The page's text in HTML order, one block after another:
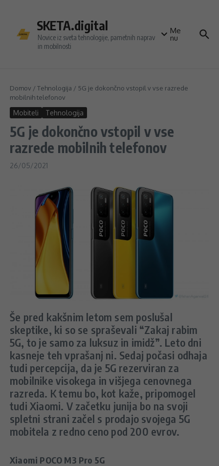
SKETA.digital
Novice iz sveta tehnologije, pametnih naprav
in mobilnosti
Me
nu
Domov / Tehnologija / 5G je dokončno vstopil v vse razrede
mobilnih telefonov
Mobiteli Tehnologija
5G je dokončno vstopil v vse
razrede mobilnih telefonov
26/05/2021
Še pred kakšnim letom sem poslušal
skeptike, ki so se spraševali “Zakaj rabim
5G, to je samo za luksuz in imidž”. Leto dni
kasneje teh vprašanj ni. Sedaj počasi odhaja
tudi percepcija, da je 5G rezerviran za
mobilnike visokega in višjega cenovnega
razreda. K temu bo, kot kaže, pripomogel
tudi Xiaomi. V začetku junija bo na svoji
spletni strani začel s prodajo svojega 5G
mobitela z redno ceno pod 200 evrov.
Xiaomi POCO M3 Pro 5G